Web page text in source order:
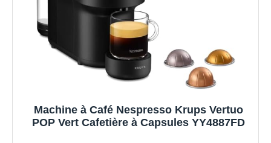
Machine à Café Nespresso Krups Vertuo
POP Vert Cafetière à Capsules YY4887FD